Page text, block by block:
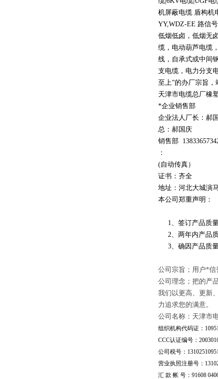
机屏蔽电缆 盾构机
YY,WDZ-EE 路信
低烟低卤，低烟无
缆，电动葫芦电缆
线，自承式或中间
支电缆，电力分支
至上”的办厂宗旨，
天津市电缆总厂橡
*企业销售部
企业法人厂长：郝
总：郝国庆
销售部 13833
：
(自动传真）
证书：齐全
地址：河北大城演
本公司郑重声明：
1、签订产品质量
2、两年内产品质
3、确因产品质量
公司宗旨；用户*
公司理念；把的产
我们以更高、更新
力追求您的满意。
公司名称：天津市
组织机构代码证：
CCC认证编号：
公司税号：
营业执照注册号：
汇 款 帐 号：91608